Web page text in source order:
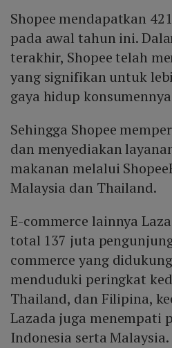
Shopee mendapatkan
pada awal tahun ini.
terakhir, Shopee telah
yang signifikan untuk
gaya hidup
Sehingga Shopee
dan menyediakan
makanan melalui
Malaysia dan Thailand.
E-commerce lainnya
total 137 juta
commerce yang
menduduki peringkat
Thailand, dan Filipina,
Lazada juga menempati
Indonesia serta Malaysia.